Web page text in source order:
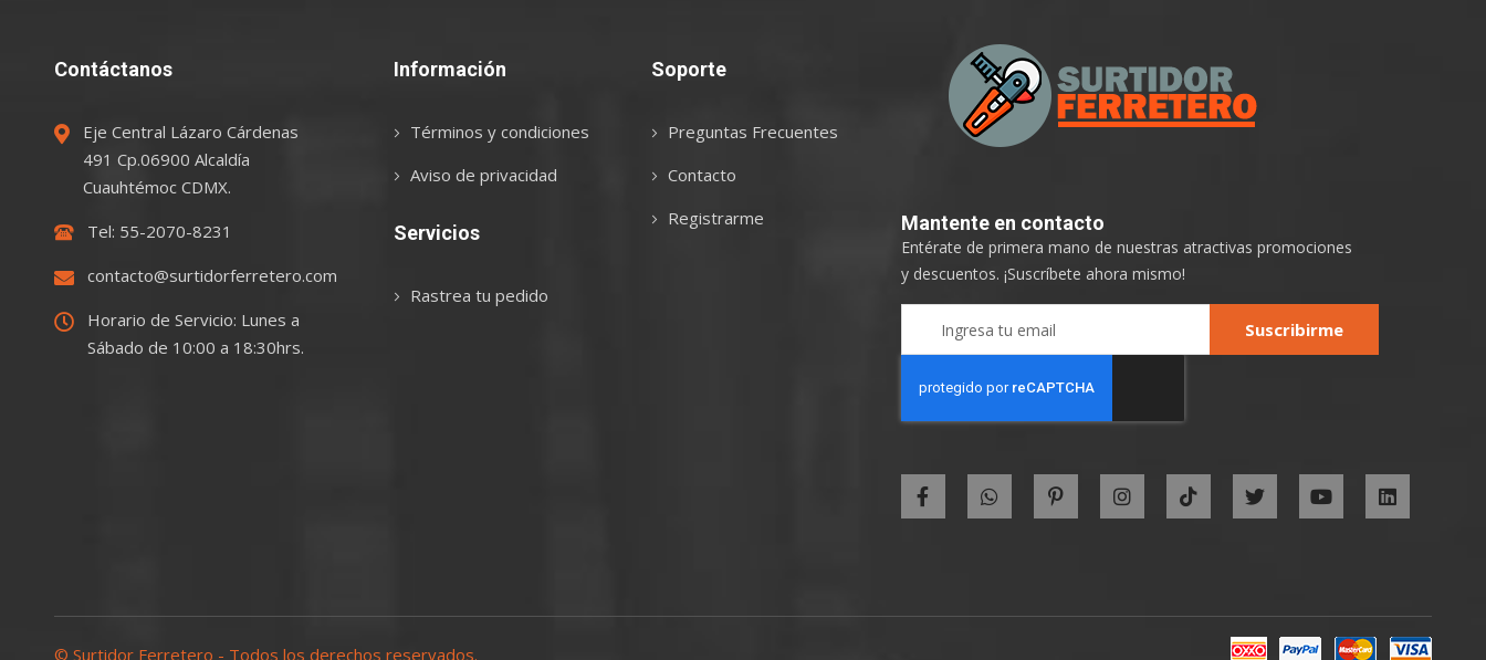
Contáctanos
Eje Central Lázaro Cárdenas
491 Cp.06900 Alcaldía
Cuauhtémoc CDMX.
Tel: 55-2070-8231
contacto@surtidorferretero.com
Horario de Servicio: Lunes a
Sábado de 10:00 a 18:30hrs.
Información
Términos y condiciones
Aviso de privacidad
Servicios
Rastrea tu pedido
Soporte
Preguntas Frecuentes
Contacto
Registrarme
Mantente en contacto
Entérate de primera mano de nuestras atractivas promociones
y descuentos. ¡Suscríbete ahora mismo!
Our
Newsletter:
Suscribirme
© Surtidor Ferretero - Todos los derechos reservados.